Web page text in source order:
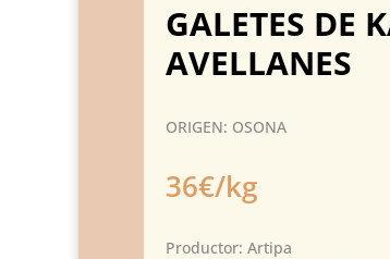
GALETES DE
AVELLANES
ORIGEN: OSONA
36€/kg
Productor: Artipa